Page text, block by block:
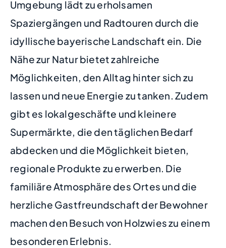
Umgebung lädt zu erholsamen
Spaziergängen und Radtouren durch die
idyllische bayerische Landschaft ein. Die
Nähe zur Natur bietet zahlreiche
Möglichkeiten, den Alltag hinter sich zu
lassen und neue Energie zu tanken. Zudem
gibt es lokalgeschäfte und kleinere
Supermärkte, die den täglichen Bedarf
abdecken und die Möglichkeit bieten,
regionale Produkte zu erwerben. Die
familiäre Atmosphäre des Ortes und die
herzliche Gastfreundschaft der Bewohner
machen den Besuch von Holzwies zu einem
besonderen Erlebnis.